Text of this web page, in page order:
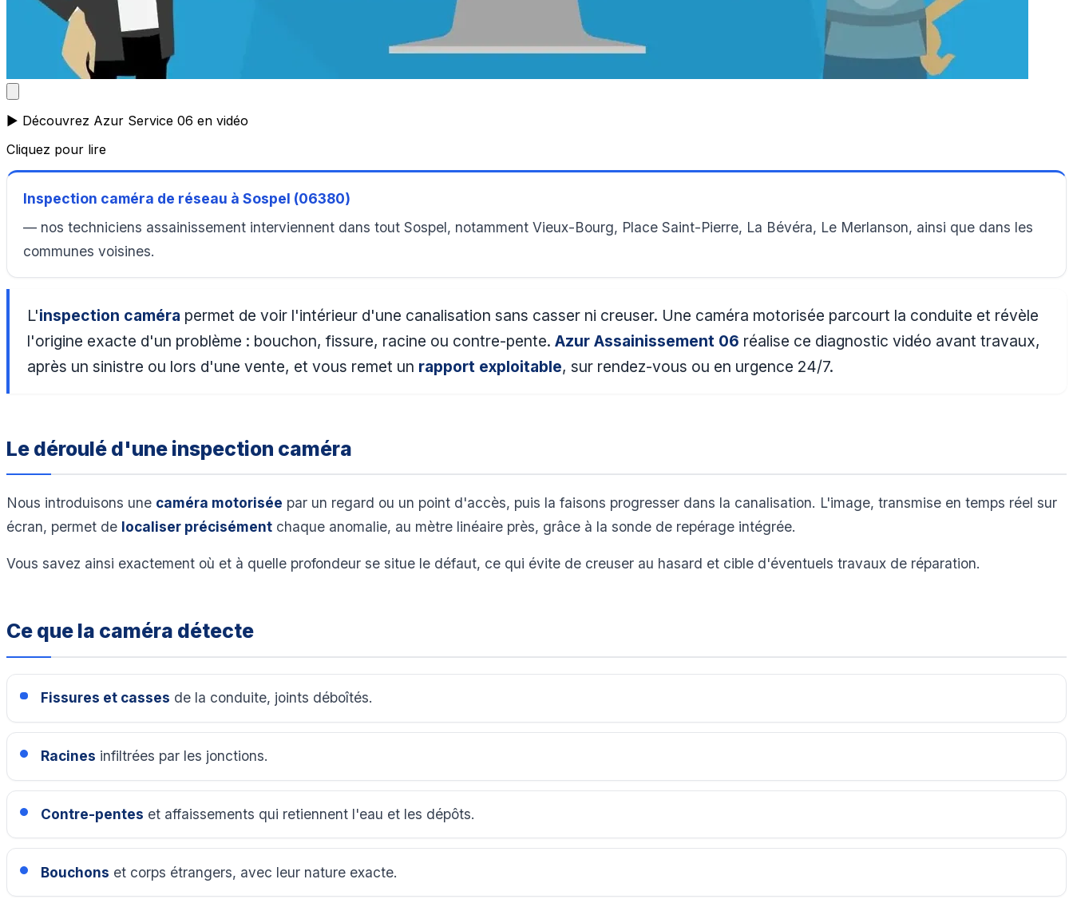
▶️ Découvrez Azur Service 06 en vidéo
Cliquez pour lire
Inspection caméra de réseau à Sospel (06380)
— nos techniciens assainissement interviennent dans tout Sospel, notamment Vieux-Bourg, Place Saint-Pierre, La Bévéra, Le Merlanson, ainsi que dans les
communes voisines.
L'inspection caméra permet de voir l'intérieur d'une canalisation sans casser ni creuser. Une caméra motorisée parcourt la conduite et révèle
l'origine exacte d'un problème : bouchon, fissure, racine ou contre-pente.Azur Assainissement 06 réalise ce diagnostic vidéo avant travaux,
après un sinistre ou lors d'une vente, et vous remet un rapport exploitable, sur rendez-vous ou en urgence 24/7.
Le déroulé d'une inspection caméra
Nous introduisons une caméra motorisée par un regard ou un point d'accès, puis la faisons progresser dans la canalisation. L'image, transmise en temps réel sur
écran, permet de localiser précisément chaque anomalie, au mètre linéaire près, grâce à la sonde de repérage intégrée.
Vous savez ainsi exactement où et à quelle profondeur se situe le défaut, ce qui évite de creuser au hasard et cible d'éventuels travaux de réparation.
Ce que la caméra détecte
Fissures et casses de la conduite, joints déboîtés.
Racines infiltrées par les jonctions.
Contre-pentes et affaissements qui retiennent l'eau et les dépôts.
Bouchons et corps étrangers, avec leur nature exacte.